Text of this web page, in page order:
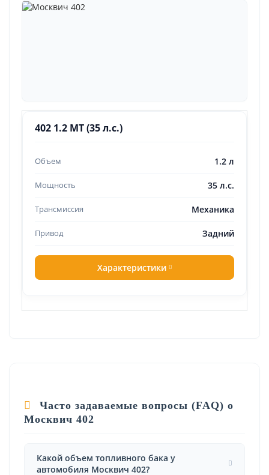
402 1.2 MT (35 л.с.)
1.2 л
35 л.с.
Механика
Задний
Характеристики
Часто задаваемые вопросы (FAQ) о
Москвич 402
Какой объем топливного бака у
автомобиля Москвич 402?